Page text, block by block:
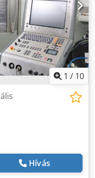
marófej - Főorsó
(KGT) - ÚJ
1 / 10
Hívás